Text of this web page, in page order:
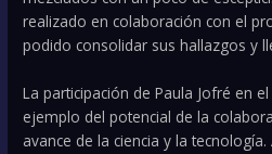
realizado en colaboración con el
podido consolidar sus hallazgos y
La participación de Paula Jofré en
ejemplo del potencial de la
avance de la ciencia y la